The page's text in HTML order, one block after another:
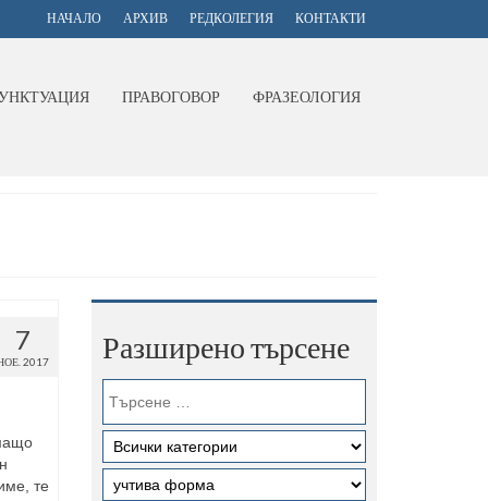
НАЧАЛО АРХИВ РЕДКОЛЕГИЯ КОНТАКТИ
ПРАВОГОВОР ФРАЗЕОЛОГИЯ
7
2017
те
Разширено търсене